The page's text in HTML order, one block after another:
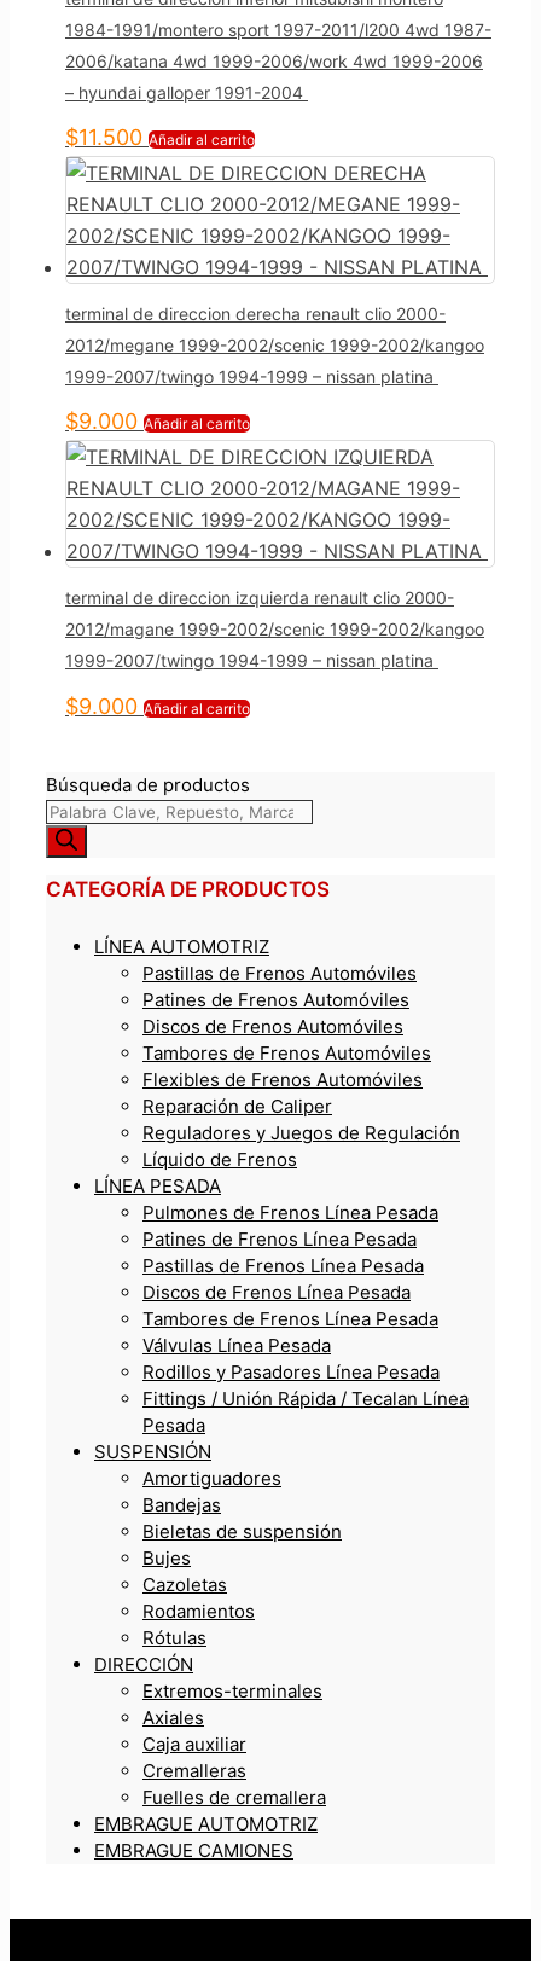
1984-1991/montero sport 1997-2011/l200 4wd 1987-
2006/katana 4wd 1999-2006/work 4wd 1999-2006
– hyundai galloper 1991-2004
$11.500 Añadir al carrito
terminal de direccion derecha renault clio 2000-
2012/megane 1999-2002/scenic 1999-2002/kangoo
1999-2007/twingo 1994-1999 – nissan platina
$9.000 Añadir al carrito
terminal de direccion izquierda renault clio 2000-
2012/magane 1999-2002/scenic 1999-2002/kangoo
1999-2007/twingo 1994-1999 – nissan platina
$9.000 Añadir al carrito
Búsqueda de productos
CATEGORÍA DE PRODUCTOS
LÍNEA AUTOMOTRIZ
Pastillas de Frenos Automóviles
Patines de Frenos Automóviles
Discos de Frenos Automóviles
Tambores de Frenos Automóviles
Flexibles de Frenos Automóviles
Reparación de Caliper
Reguladores y Juegos de Regulación
Líquido de Frenos
LÍNEA PESADA
Pulmones de Frenos Línea Pesada
Patines de Frenos Línea Pesada
Pastillas de Frenos Línea Pesada
Discos de Frenos Línea Pesada
Tambores de Frenos Línea Pesada
Válvulas Línea Pesada
Rodillos y Pasadores Línea Pesada
Fittings / Unión Rápida / Tecalan Línea
Pesada
SUSPENSIÓN
Amortiguadores
Bandejas
Bieletas de suspensión
Bujes
Cazoletas
Rodamientos
Rótulas
DIRECCIÓN
Extremos-terminales
Axiales
Caja auxiliar
Cremalleras
Fuelles de cremallera
EMBRAGUE AUTOMOTRIZ
EMBRAGUE CAMIONES